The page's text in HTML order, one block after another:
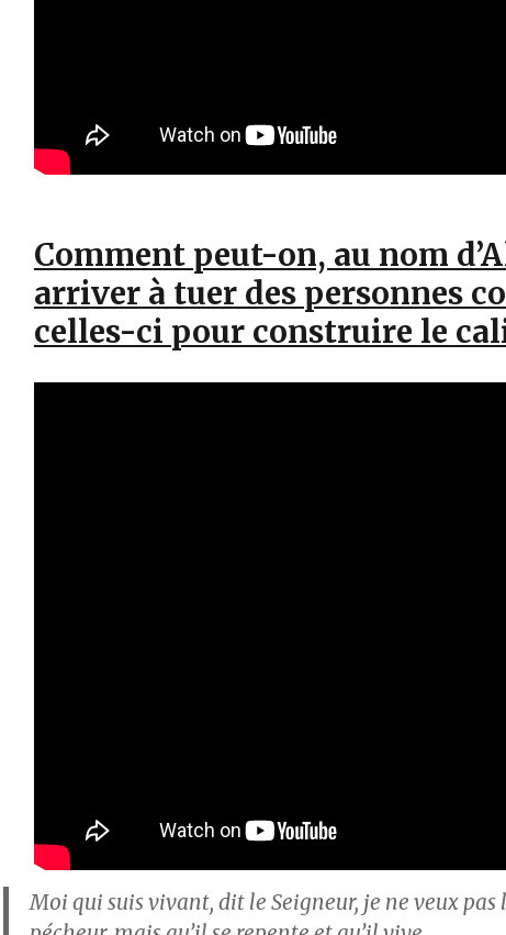
Comment peut-on, au nom
arriver à tuer des personnes
celles-ci pour construire le
Moi qui suis vivant, dit le Seigneur, je ne veux pas